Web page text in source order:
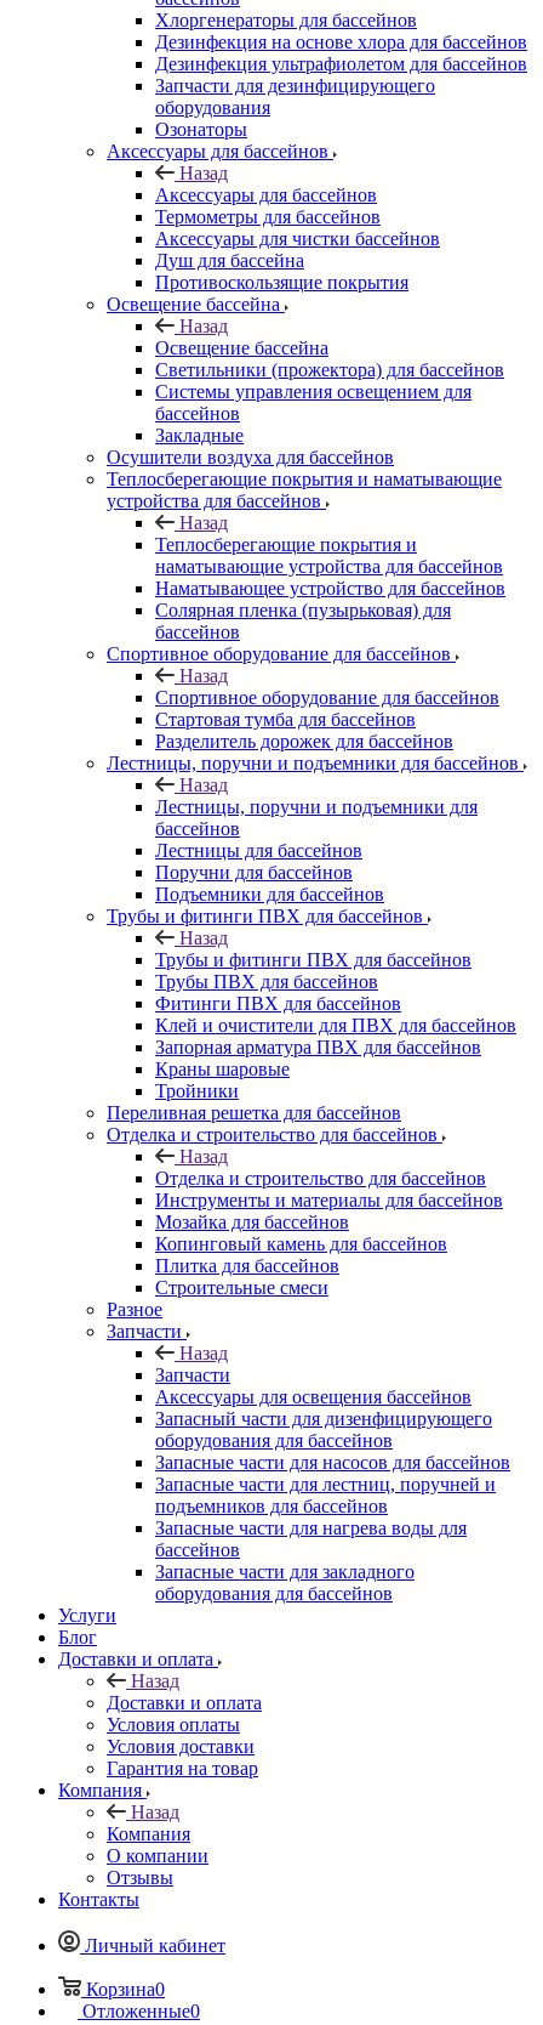
Хлоргенераторы для бассейнов
Дезинфекция на основе хлора для бассейнов
Дезинфекция ультрафиолетом для бассейнов
Запчасти для дезинфицирующего
оборудования
Озонаторы
Аксессуары для бассейнов
Назад
Аксессуары для бассейнов
Термометры для бассейнов
Аксессуары для чистки бассейнов
Душ для бассейна
Противоскользящие покрытия
Освещение бассейна
Назад
Освещение бассейна
Светильники (прожектора) для бассейнов
Системы управления освещением для
бассейнов
Закладные
Осушители воздуха для бассейнов
Теплосберегающие покрытия и наматывающие
устройства для бассейнов
Назад
Теплосберегающие покрытия и
наматывающие устройства для бассейнов
Наматывающее устройство для бассейнов
Солярная пленка (пузырьковая) для
бассейнов
Спортивное оборудование для бассейнов
Назад
Спортивное оборудование для бассейнов
Стартовая тумба для бассейнов
Разделитель дорожек для бассейнов
Лестницы, поручни и подъемники для бассейнов
Назад
Лестницы, поручни и подъемники для
бассейнов
Лестницы для бассейнов
Поручни для бассейнов
Подъемники для бассейнов
Трубы и фитинги ПВХ для бассейнов
Назад
Трубы и фитинги ПВХ для бассейнов
Трубы ПВХ для бассейнов
Фитинги ПВХ для бассейнов
Клей и очистители для ПВХ для бассейнов
Запорная арматура ПВХ для бассейнов
Краны шаровые
Тройники
Переливная решетка для бассейнов
Отделка и строительство для бассейнов
Назад
Отделка и строительство для бассейнов
Инструменты и материалы для бассейнов
Мозайка для бассейнов
Копинговый камень для бассейнов
Плитка для бассейнов
Строительные смеси
Разное
Запчасти
Назад
Запчасти
Аксессуары для освещения бассейнов
Запасный части для дизенфицирующего
оборудования для бассейнов
Запасные части для насосов для бассейнов
Запасные части для лестниц, поручней и
подъемников для бассейнов
Запасные части для нагрева воды для
бассейнов
Запасные части для закладного
оборудования для бассейнов
Услуги
Блог
Доставки и оплата
Назад
Доставки и оплата
Условия оплаты
Условия доставки
Гарантия на товар
Компания
Назад
Компания
О компании
Отзывы
Контакты
Личный кабинет
Корзина0
Отложенные0